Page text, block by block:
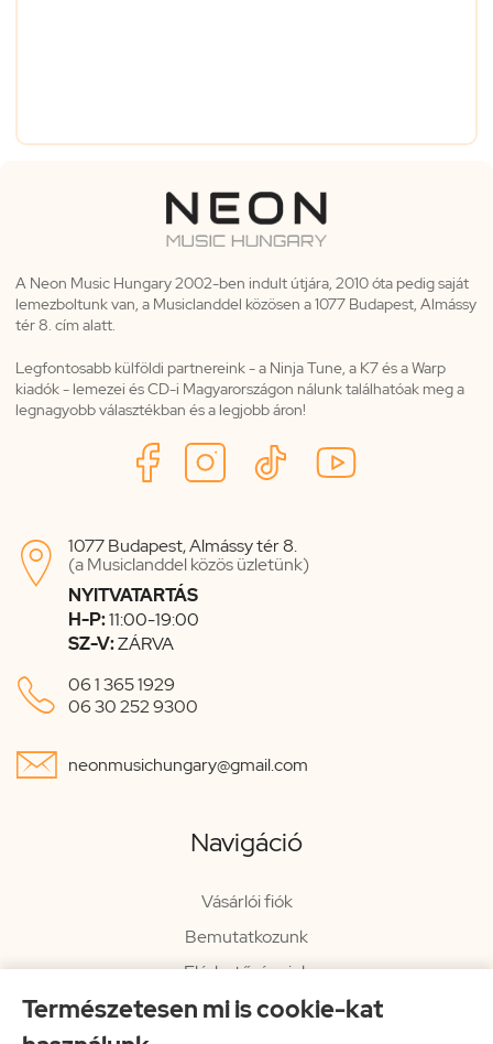
Természetesen mi is cookie-kat
A Neon Music Hungary 2002-ben indult útjára, 2010 óta pedig saját
lemezboltunk van, a Musiclanddel közösen a 1077 Budapest, Almássy
tér 8. cím alatt.
Legfontosabb külföldi partnereink - a Ninja Tune, a K7 és a Warp
kiadók - lemezei és CD-i Magyarországon nálunk találhatóak meg a
legnagyobb választékban és a legjobb áron!

1077 Budapest, Almássy tér 8.
(a Musiclanddel közös üzletünk)
NYITVATARTÁS
H-P:11:00-19:00
SZ-V:ZÁRVA
 06 1 365 1929
06 30 252 9300
 neonmusichungary@gmail.com
Navigáció
Vásárlói fiók
Bemutatkozunk
Elérhetőségeink
Hírlevél